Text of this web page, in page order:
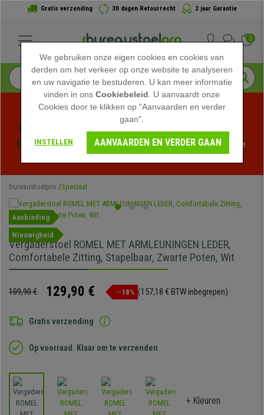
Gratis verzending 30 dagen Retourrecht 2 jaar Garantie
0
Profiteer van de Zomeruitverkoop bij bureaustoelpro!
Exclusieve kortingen voor een beperkte tijd - Bekijk de
bureaustoelpro Speciaal
Aanbieding
Nieuwigheid
Vergaderstoel ROMEL MET ARMLEUNINGEN LEDER,
Comfortabele Zitting, Stapelbaar, Zwarte Poten, Wit
109,90 € 129,90 € --18% (157,18 € BTW inbegrepen)
Gratis verzending
Op voorraad. Klaar om te verzenden
+ Kleuren
We gebruiken onze eigen cookies en cookies van
derden om het verkeer op onze website te analyseren
en uw navigatie te bestuderen. U kan meer informatie
vinden in onsCookiebeleid . U aanvaardt onze
Cookies door te klikken op "Aanvaarden en verder
gaan".
INSTELLEN AANVAARDEN EN VERDER GAAN